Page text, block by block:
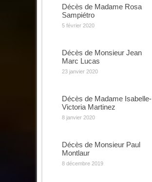
Décès de Madame Rosa
Sampiétro
5 février 2020
Décès de Monsieur Jean
Marc Lucas
23 janvier 2020
Décès de Madame Isabelle-
Victoria Martinez
8 janvier 2020
Décès de Monsieur Paul
Montlaur
8 décembre 2019